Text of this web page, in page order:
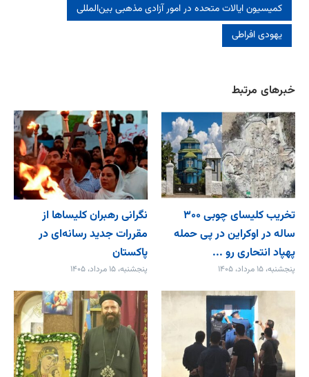
کمیسیون ایالات متحده در امور آزادی مذهبی بین‌المللی
یهودی افراطی
خبرهای مرتبط
تخریب کلیسای چوبی ۳۰۰
ساله در اوکراین در پی حمله
پهپاد انتحاری رو ...
پنجشنبه، ۱۵ مرداد، ۱۴۰۵
نگرانی رهبران کلیساها از
مقررات جدید رسانه‌ای در
پاکستان
پنجشنبه، ۱۵ مرداد، ۱۴۰۵